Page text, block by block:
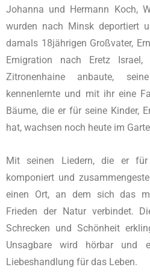
Johanna und Hermann Koch,
wurden nach Minsk deportiert
damals 18jährigen Großvater,
Emigration nach Eretz
Zitronenhaine anbaute,
kennenlernte und mit ihr eine
Bäume, die er für seine Kinder,
hat, wachsen noch heute im
Mit seinen Liedern, die er
komponiert und
einen Ort, an dem sich das
Frieden der Natur verbindet.
Schrecken und Schönheit
Unsagbare wird hörbar und
Liebeshandlung für das Leben.